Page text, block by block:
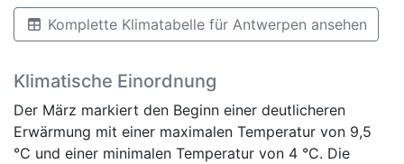
Komplette Klimatabelle für Antwerpen ansehen
Klimatische Einordnung
Der März markiert den Beginn einer deutlicheren
Erwärmung mit einer maximalen Temperatur von 9,5
°C und einer minimalen Temperatur von 4 °C. Die